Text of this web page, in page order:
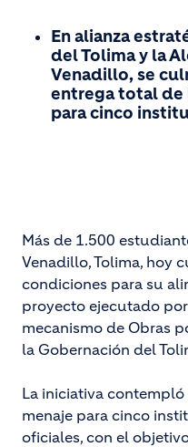
En alianza
del Tolima y la
Venadillo, se
entrega total de
para cinco
Más de 1.500
Venadillo, Tolima, hoy
condiciones para su
proyecto ejecutado
mecanismo de Obras
la Gobernación del
La iniciativa
menaje para cinco
oficiales, con el